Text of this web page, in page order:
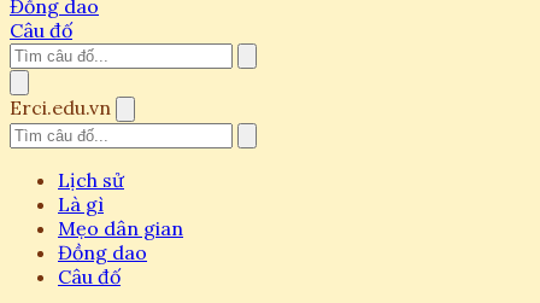
Đồng dao
Câu đố
Erci.edu.vn
Lịch sử
Là gì
Mẹo dân gian
Đồng dao
Câu đố